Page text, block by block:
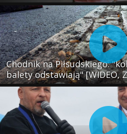
Chodnik na Piłsudskiego:
balety odstawiają" [WIDEO,